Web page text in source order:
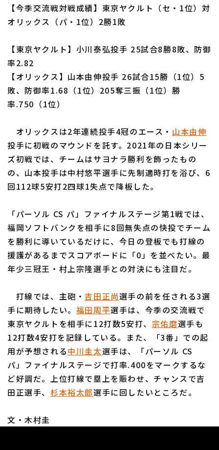
千葉ロッテマリーンズ
設定
運営会社（別ウィンドウで開く） よくある質問
特定商取引法の表示 アルバイト募集 （別ウィンドウで開く
【今季交流戦対戦成績】東京ヤクルト（セ・1位）対
オリックス（パ・1位）2勝1敗
【東京ヤクルト】小川泰弘投手 25試合8勝8敗、防御
率2.82
【オリックス】山本由伸投手 26試合15勝（1位）5
敗、防御率1.68（1位）205奪三振（1位）勝
率.750（1位）
オリックスは2年連続投手4冠のエース・ 山本由伸
投手に初戦のマウンドを託す。2021年の日本シリー
ズ初戦では、チームはサヨナラ勝利を飾ったもの
の、山本投手は中村悠平選手に先制適時打を浴び、6
回112球5安打2四球1失点で降板した。
「パーソル CS パ」ファイナルステージ第1戦では、
福岡ソフトバンクを相手に8回無失点の快投でチーム
を勝利に導いているだけに、今日の登板でも打線の
援護があるまでスコアボードに「0」を並べたい。最
年少三冠王・村上宗隆選手との対決にも注目だ。
打線では、主砲・吉田正尚選手の前を任される3選
手に期待したい。 福田周平選手は、今季の交流戦で
東京ヤクルトを相手に12打数5安打、 宗佑磨選手も
12打数4安打を記録している。また、「3番」での起
用が予想される中川圭太選手は、「パーソル CS
パ」ファイナルステージで打率.400をマークするな
ど好調だ。上位打線で塁上を賑わせ、チャンスで吉
田正選手、 杉本裕太郎選手に回したいところだ。
文・木村圭